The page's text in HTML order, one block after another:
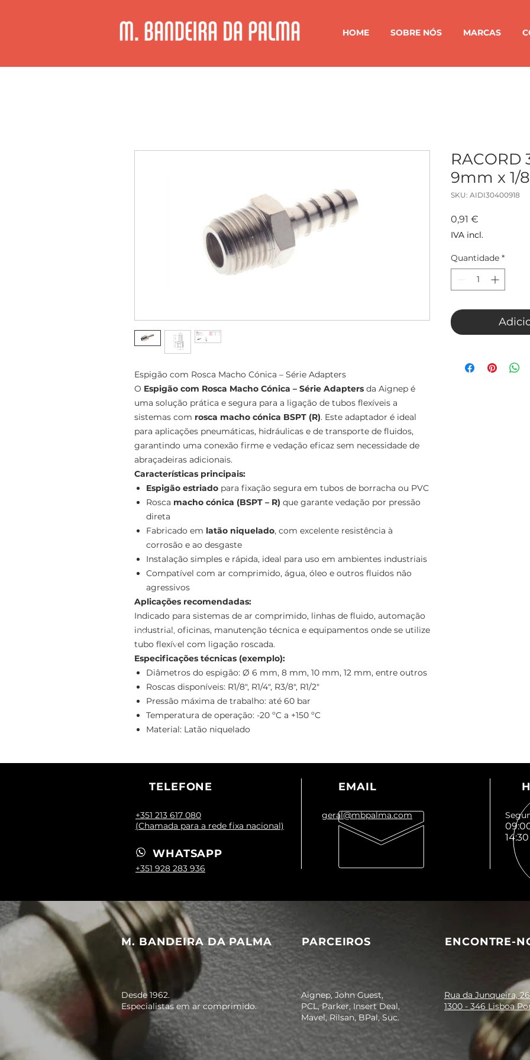
HOME SOBRE NÓS MARCAS
Espigão com Rosca Macho Cónica – Série Adapters
O Espigão com Rosca Macho Cónica – Série Adapters da Aignep é
uma solução prática e segura para a ligação de tubos flexíveis a
sistemas com rosca macho cónica BSPT (R). Este adaptador é ideal
para aplicações pneumáticas, hidráulicas e de transporte de fluidos,
garantindo uma conexão firme e vedação eficaz sem necessidade de
abraçadeiras adicionais.
Características principais:
Espigão estriado para fixação segura em tubos de borracha ou PVC
Rosca macho cónica (BSPT – R) que garante vedação por pressão
direta
Fabricado em latão niquelado, com excelente resistência à
corrosão e ao desgaste
Instalação simples e rápida, ideal para uso em ambientes industriais
Compatível com ar comprimido, água, óleo e outros fluidos não
agressivos
Aplicações recomendadas:
Indicado para sistemas de ar comprimido, linhas de fluido, automação
industrial, oficinas, manutenção técnica e equipamentos onde se utilize
tubo flexível com ligação roscada.
Especificações técnicas (exemplo):
Diâmetros do espigão: Ø 6 mm, 8 mm, 10 mm, 12 mm, entre outros
Roscas disponíveis: R1/8", R1/4", R3/8", R1/2"
Pressão máxima de trabalho: até 60 bar
Temperatura de operação: -20 ºC a +150 ºC
Material: Latão niquelado
RACORD
9mm x 1/
SKU: AIDI30400918
0,91 €
IVA incl.
Quantidade *
TELEFONE
+351 213 617 080
(Chamada para a rede fixa nacional)
+351 928 283 936
WHATSAPP
EMAIL
geral@mbpalma.com
M. BANDEIRA DA PALMA PARCEIROS ENCONTRE-
Desde 1962.
Especialistas em ar comprimido.
Aignep, John Guest,
PCL, Parker, Insert Deal,
Mavel, Rilsan, BPal, Suc.
Rua da Junqueira,
1300 - 346 Lisboa